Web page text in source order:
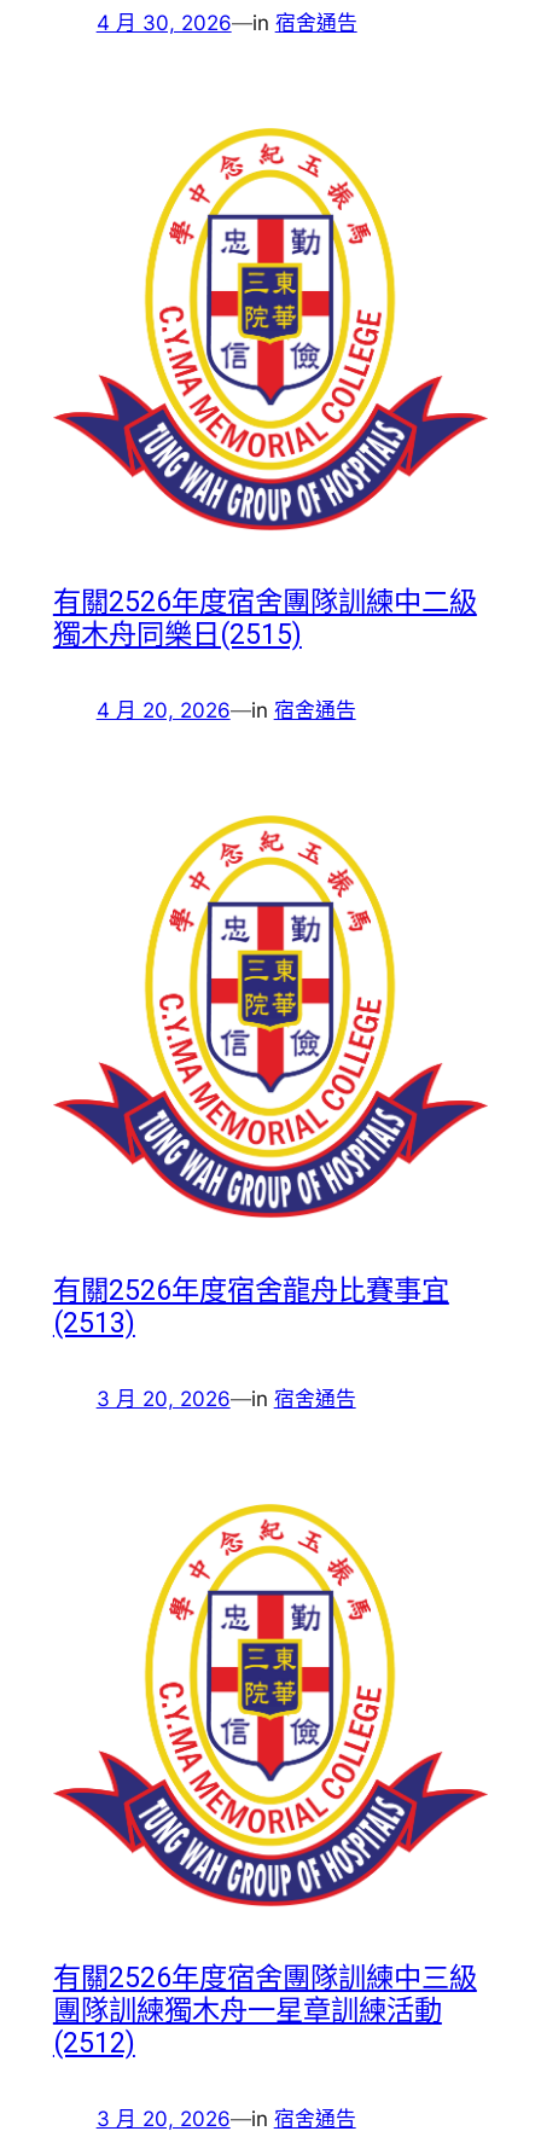
4 月 30, 2026—in 宿舍通告
有關2526年度宿舍團隊訓練中二級
獨木舟同樂日(2515)
4 月 20, 2026—in 宿舍通告
有關2526年度宿舍龍舟比賽事宜
(2513)
3 月 20, 2026—in 宿舍通告
有關2526年度宿舍團隊訓練中三級
團隊訓練獨木舟一星章訓練活動
(2512)
3 月 20, 2026—in 宿舍通告